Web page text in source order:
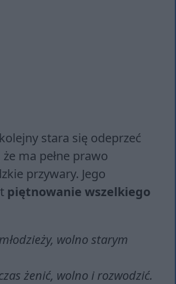
stara się odeprzeć
ma pełne prawo
przywary. Jego
piętnowanie wszelkiego
wolno starym
żenić, wolno i rozwodzić.